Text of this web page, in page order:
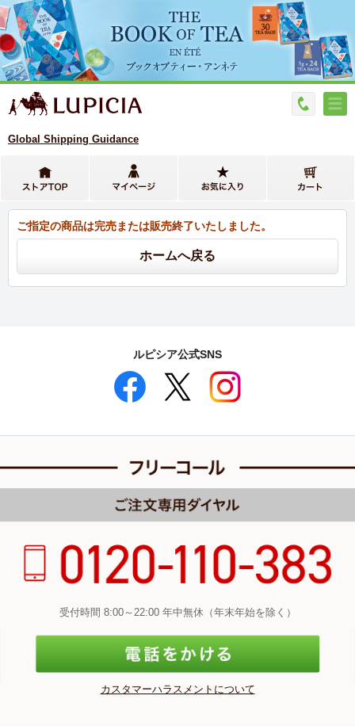
Global Shipping Guidance
ご指定の商品は完売または販売終了いたしました。
ルピシア公式SNS
受付時間 8:00～22:00 年中無休（年末年始を除く）
カスタマーハラスメントについて